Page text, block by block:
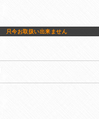
只今お取扱い出来ません